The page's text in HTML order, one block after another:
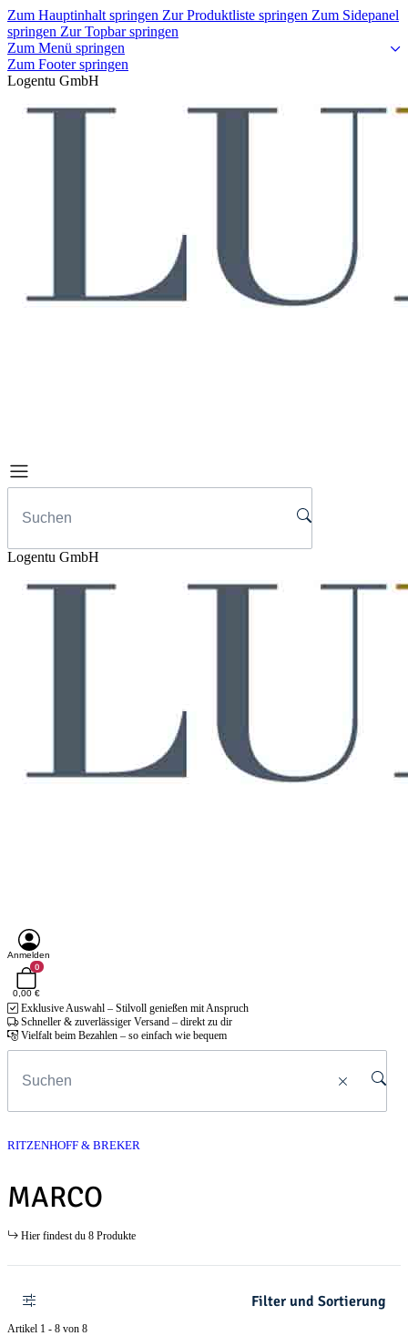
Zum Hauptinhalt springen Zur Produktliste springen Zum Sidepanel
springen Zur Topbar springen
Zum Menü springen
Zum Footer springen
Logentu GmbH
Logentu GmbH
Anmelden
0
0,00 €
Exklusive Auswahl – Stilvoll genießen mit Anspruch
Schneller & zuverlässiger Versand – direkt zu dir
Vielfalt beim Bezahlen – so einfach wie bequem
RITZENHOFF & BREKER
MARCO
Hier findest du 8 Produkte
Filter und Sortierung
Artikel 1 - 8 von 8